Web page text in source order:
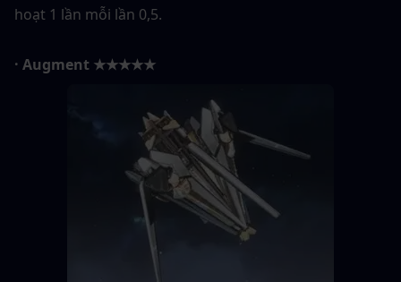
hoạt 1 lần mỗi lần 0,5.
· Augment ★★★★★